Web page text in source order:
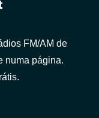
FM/AM de
numa página.